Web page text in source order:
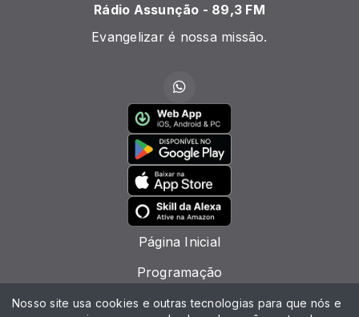
Rádio Assunção - 89,3 FM
Evangelizar é nossa missão.
Página Inicial
Programação
Locutores
Nosso site usa cookies e outras tecnologias para que nós e